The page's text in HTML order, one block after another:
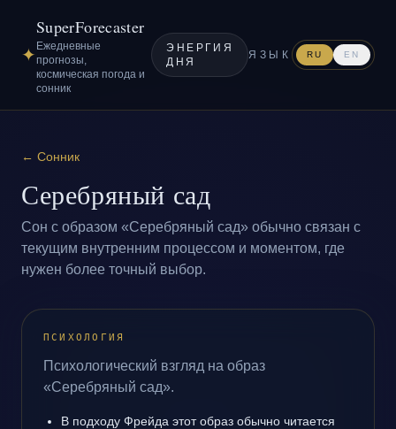
✦
SuperForecaster
Ежедневные
прогнозы,
космическая погода и
сонник
ЭНЕРГИЯ
ДНЯ
ЯЗЫК RU EN
← Сонник
Серебряный сад
Сон с образом «Серебряный сад» обычно связан с
текущим внутренним процессом и моментом, где
нужен более точный выбор.
ПСИХОЛОГИЯ
Психологический взгляд на образ
«Серебряный сад».
В подходу Фрейда этот образ обычно читается